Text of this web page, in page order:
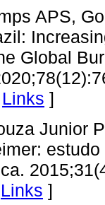
APS,
Global
Links ]
Junior
Links ]